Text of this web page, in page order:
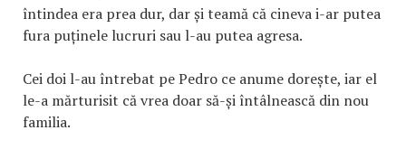
întindea era prea dur, dar și teamă că cineva i-ar putea
fura puținele lucruri sau l-au putea agresa.
Cei doi l-au întrebat pe Pedro ce anume dorește, iar el
le-a mărturisit că vrea doar să-și întâlnească din nou
familia.